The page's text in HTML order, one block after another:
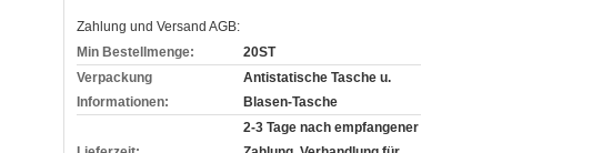
Zahlung und Versand AGB:
Min Bestellmenge:
20ST
Verpackung
Informationen:
Antistatische Tasche u.
Blasen-Tasche
2-3 Tage nach empfangener